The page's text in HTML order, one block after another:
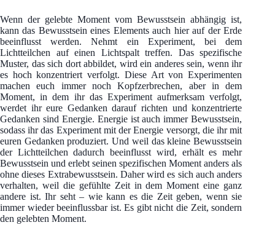
Wenn der gelebte Moment vom Bewusstsein abhängig ist,
kann das Bewusstsein eines Elements auch hier auf der Erde
beeinflusst werden. Nehmt ein Experiment, bei dem
Lichtteilchen auf einen Lichtspalt treffen. Das spezifische
Muster, das sich dort abbildet, wird ein anderes sein, wenn ihr
es hoch konzentriert verfolgt. Diese Art von Experimenten
machen euch immer noch Kopfzerbrechen, aber in dem
Moment, in dem ihr das Experiment aufmerksam verfolgt,
werdet ihr eure Gedanken darauf richten und konzentrierte
Gedanken sind Energie. Energie ist auch immer Bewusstsein,
sodass ihr das Experiment mit der Energie versorgt, die ihr mit
euren Gedanken produziert. Und weil das kleine Bewusstsein
der Lichtteilchen dadurch beeinflusst wird, erhält es mehr
Bewusstsein und erlebt seinen spezifischen Moment anders als
ohne dieses Extrabewusstsein. Daher wird es sich auch anders
verhalten, weil die gefühlte Zeit in dem Moment eine ganz
andere ist. Ihr seht – wie kann es die Zeit geben, wenn sie
immer wieder beeinflussbar ist. Es gibt nicht die Zeit, sondern
den gelebten Moment.